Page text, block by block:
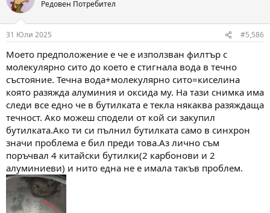
i
s
Редовен Потребител
31 Юли 2025 #5,586
Моето предположение е че е използван филтър с
молекулярно сито до което е стигнала вода в течно
състояние. Течна вода+молекулярно сито=киселина
която разяжда алуминия и оксида му. На тази снимка има
следи все едно че в бутилката е текла някаква разяждаща
течност. Ако можеш сподели от кой си закупил
бутилката.Ако ти си пълнил бутилката само в синхрон
значи проблема е бил преди това.Аз лично съм
поръчвал 4 китайски бутилки(2 карбонови и 2
алуминиеви) и нито една не е имала такъв проблем.